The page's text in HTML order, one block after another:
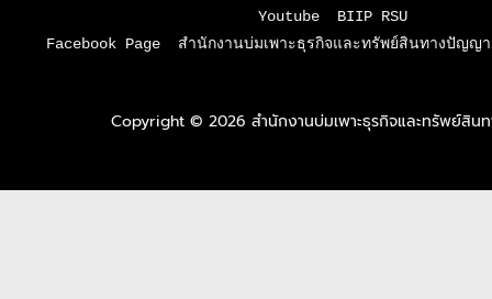
Youtube  BIIP RSU
Facebook Page  สำนักงานบ่มเพาะธุรกิจและทรัพย์สินทางปัญญ
Copyright © 2026 สำนักงานบ่มเพาะธุรกิจและทรัพย์สิ